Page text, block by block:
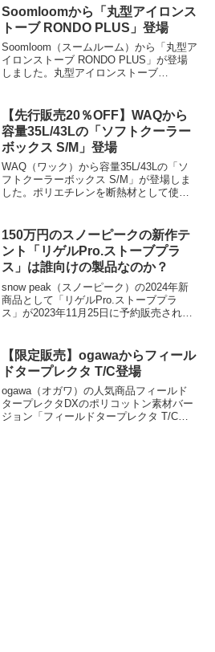
載しており、湾曲したLEDロープでろう
そくの灯りを再現できます。詳細をレビ
ューします。
Soomloomから「丸型アイロンス
トーブ RONDO PLUS」登場
Soomloom（スームルーム）から「丸型ア
イロンストーブ RONDO PLUS」が登場
しました。丸型アイロンストーブ
炎を楽しめます。60mlの大容量タンクを
備えているので、長時間の燃焼でも頻繁
な給油は不要です。詳細をレビューしま
す。
【先行販売20％OFF】WAQから
容量35L/43Lの「ソフトクーラー
ボックス S/M」登場
WAQ（ワック）から容量35L/43Lの「ソ
フトクーラーボックス S/M」が登場しま
した。ポリエチレンを断熱材として使用
す。詳細をレビューします。
150万円のスノーピークの新作テ
ント「リゲルPro.ストーブプラ
ス」は誰向けの製品なのか？
snow peak（スノーピーク）の2024年新
商品として「リゲルPro.ストーブプラ
ス」が2023年11月25日に予約販売されま
れており話題となりました。一体誰向け
のテントなのでしょう。詳細をレビュー
します。
【限定販売】ogawaからフィール
ドタープレクタ T/C登場
ogawa（オガワ）の人気商品フィールド
タープレクタDXのポリコットン素材バー
ジョン「フィールドタープレクタ T/C」